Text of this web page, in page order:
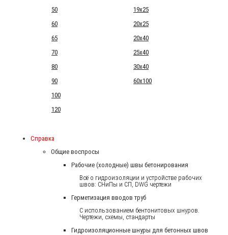
50
19x25
60
20x25
65
20x40
70
25x40
80
30x40
90
60x100
100
120
Справка
Общие воспросы
Рабочие (холодные) швы бетонирования
Всё о гидроизоляции и устройстве рабочих
швов: СНиПы и СП, DWG чертежи
Герметизация вводов труб
С использованием бентонитовых шнуров.
Чертежи, схемы, стандарты
Гидроизоляционные шнуры для бетонных швов